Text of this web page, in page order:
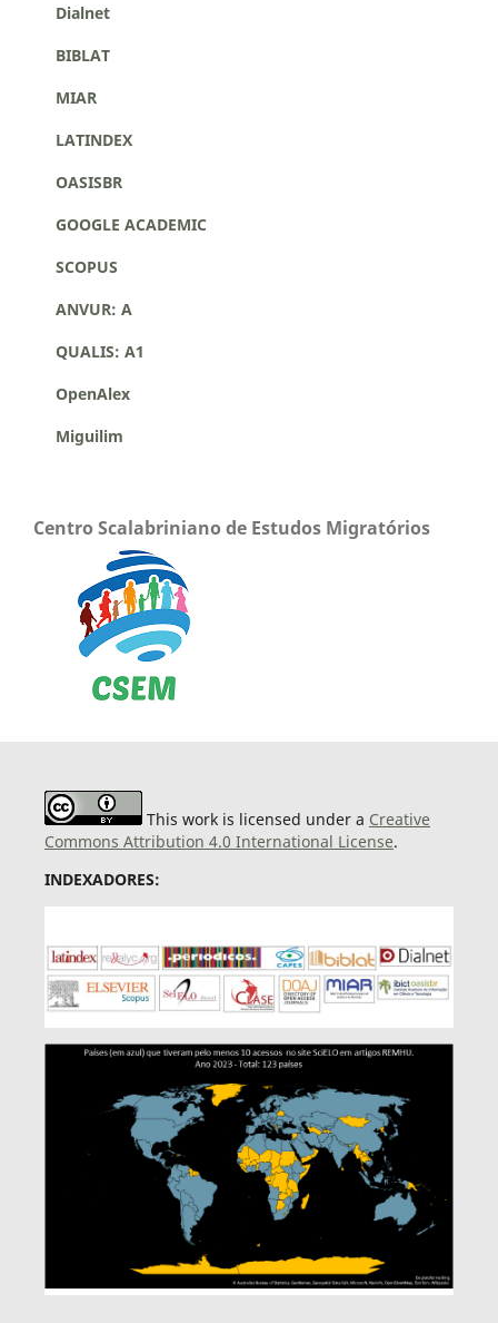
Dialnet
BIBLAT
MIAR
LATINDEX
OASISBR
GOOGLE ACADEMIC
SCOPUS
ANVUR: A
QUALIS: A1
OpenAlex
Miguilim
Centro Scalabriniano de Estudos Migratórios
This work is licensed under a Creative
Commons Attribution 4.0 International License.
INDEXADORES: